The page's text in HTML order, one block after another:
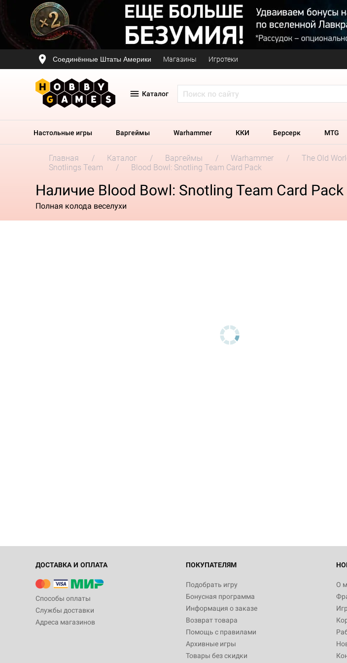
Соединённые Штаты Америки Магазины Игротеки
Каталог
Настольные игры Варгеймы Warhammer ККИ Берсерк MTG
Главная Каталог Варгеймы Warhammer The Old
Snotlings Team
Blood Bowl: Snotling Team Card Pack
Наличие Blood Bowl: Snotling Team Card Pack
Полная колода веселухи
ДОСТАВКА И ОПЛАТА
Способы оплаты
Службы доставки
Адреса магазинов
ПОКУПАТЕЛЯМ
Подобрать игру
Бонусная программа
Информация о заказе
Возврат товара
Помощь с правилами
Архивные игры
Товары без скидки
О